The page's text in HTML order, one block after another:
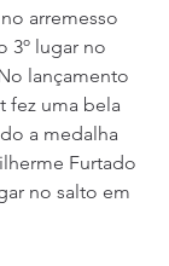
arremesso
3º lugar no
lançamento
fez uma bela
a medalha
Furtado
no salto em